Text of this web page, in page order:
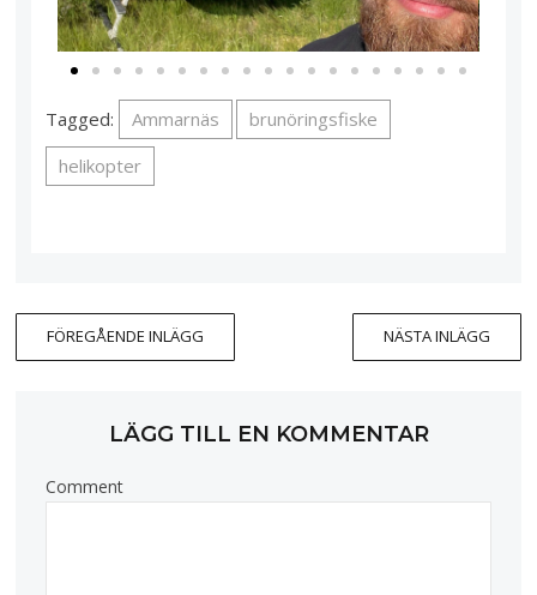
Tagged: Ammarnäs
brunöringsfiske
helikopter
FÖREGÅENDE INLÄGG NÄSTA INLÄGG
LÄGG TILL EN KOMMENTAR
Comment